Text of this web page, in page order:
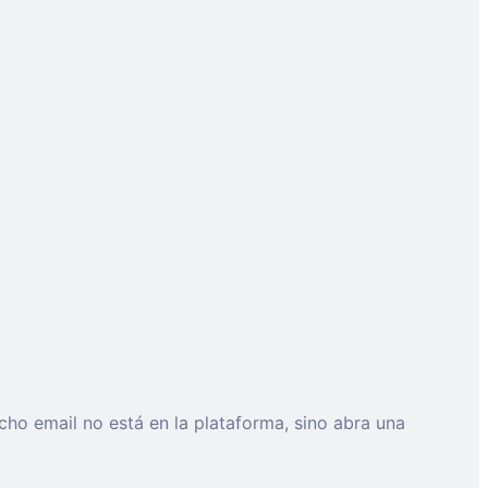
email no está en la plataforma, sino abra una